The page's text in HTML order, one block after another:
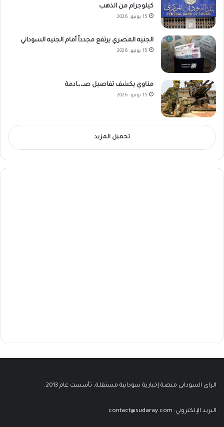
كيلوجرام من الذهب
15 يونيو، 2026
الجنيه المصري يرتفع مجدداً أمام الجنيه السوداني
15 يونيو، 2026
مناوي يكشف تفاصيل صـ،،ـادمة
15 يونيو، 2026
تحميل المزيد
الراي السوداني منصة إخبارية سودانية مستقلة، تأسست عام 2013.
البريد الإلكتروني: contact@sudaray.com